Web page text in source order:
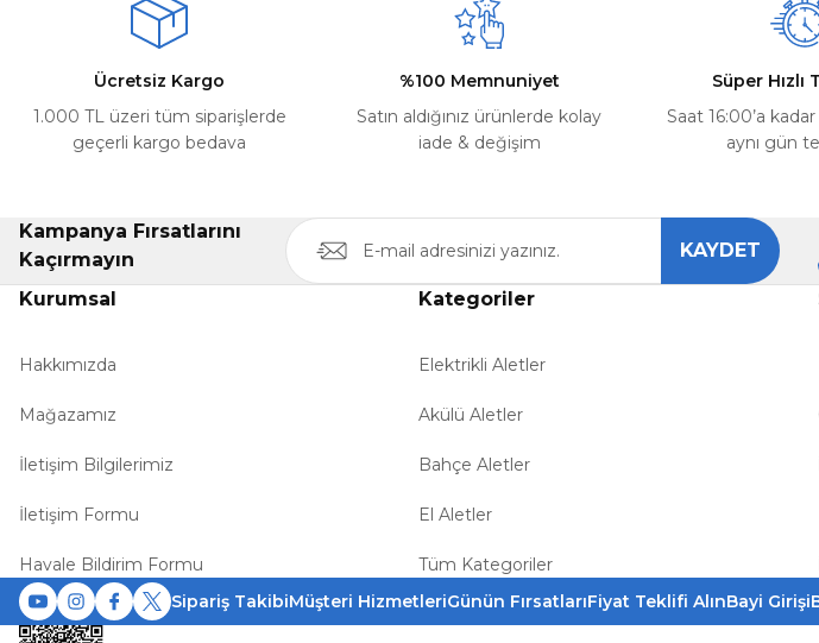
Ücretsiz Kargo
1.000 TL üzeri tüm siparişlerde
geçerli kargo bedava
%100 Memnuniyet
Satın aldığınız ürünlerde kolay
iade & değişim
Süper Hızlı
Saat 16:00’a
aynı gün
Kampanya Fırsatlarını
Kaçırmayın
KAYDET
Kurumsal
Hakkımızda
Mağazamız
İletişim Bilgilerimiz
İletişim Formu
Havale Bildirim Formu
Kategoriler
Elektrikli Aletler
Akülü Aletler
Bahçe Aletler
El Aletler
Tüm Kategoriler
Sipariş TakibiMüşteri HizmetleriGünün FırsatlarıFiyat Teklifi AlınBayi Girişi